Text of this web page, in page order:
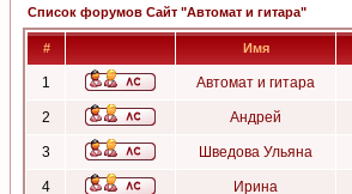
Список форумов Сайт "Автомат и гитара"
# Имя
1 Автомат и гитара
2 Андрей
3 Шведова Ульяна
4 Ирина